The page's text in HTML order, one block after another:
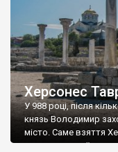
Херсонес
У 988 році, після
князь Володимир
місто. Саме взяття
диктувати свої